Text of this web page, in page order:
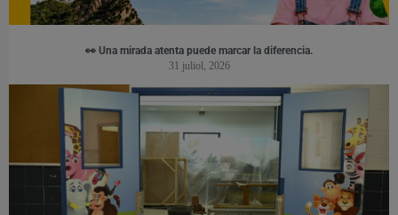
👀 Una mirada atenta puede marcar la diferencia.
31 juliol, 2026